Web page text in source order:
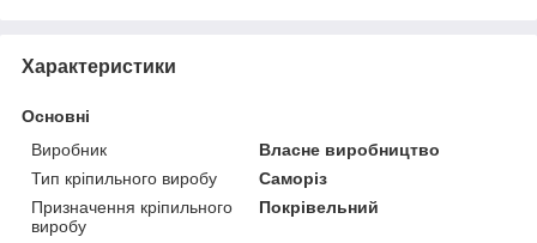
Характеристики
Основні
Виробник
Власне виробництво
Тип кріпильного виробу
Саморіз
Призначення кріпильного
виробу
Покрівельний